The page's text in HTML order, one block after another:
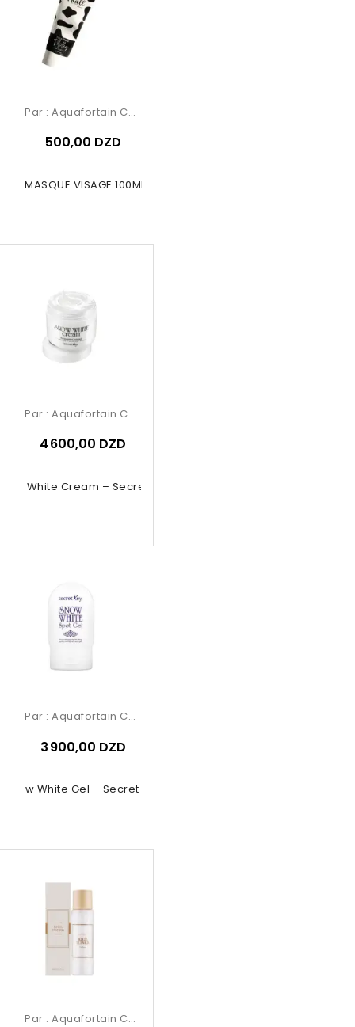
MASQUE VISAGE 100ML MILK
Par : Aquafortain Cosmetics
500,00 DZD
White Cream – Secret Key
Par : Aquafortain Cosmetics
4 600,00 DZD
Snow White Gel – Secret Key
Par : Aquafortain Cosmetics
3 900,00 DZD
Par : Aquafortain Cosmetics